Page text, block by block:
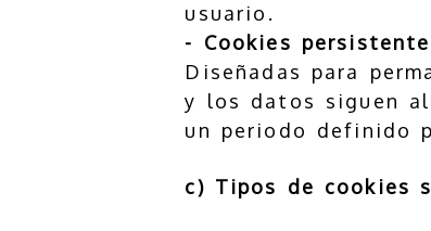
usuario.
- Cookies
Diseñadas para
y los datos siguen
un periodo definido
c) Tipos de cookies